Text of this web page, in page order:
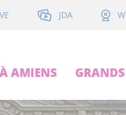
JDA
AMIENS